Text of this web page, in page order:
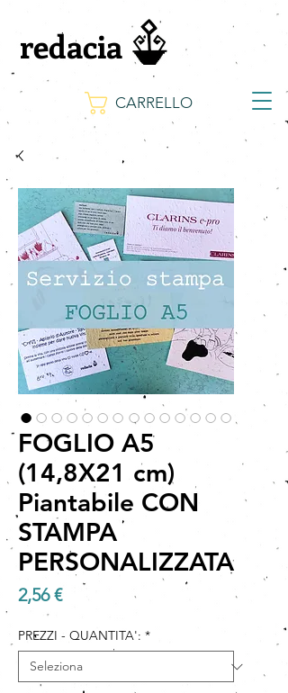
CARRELLO
redacia
FOGLIO A5
(14,8X21 cm)
Piantabile CON
STAMPA
PERSONALIZZATA
2,56 €Prezzo
PREZZI - QUANTITA': *